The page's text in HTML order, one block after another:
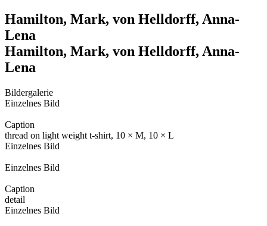
Hamilton, Mark, von Helldorff, Anna-
Lena
Hamilton, Mark, von Helldorff, Anna-
Lena
Bildergalerie
Einzelnes Bild
Caption
thread on light weight t-shirt, 10 × M, 10 × L
Einzelnes Bild
Einzelnes Bild
Caption
detail
Einzelnes Bild